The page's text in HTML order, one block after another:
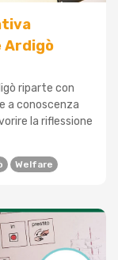
Ardigò
riparte con
a conoscenza
la riflessione
Welfare